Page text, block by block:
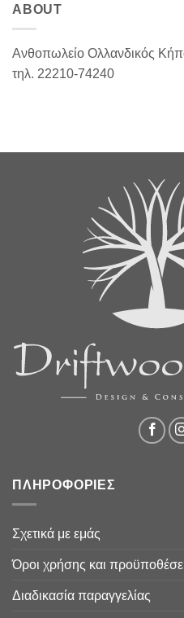
ABOUT
Ανθοπωλείο Ολλανδικός
τηλ. 22210-74240
ΠΛΗΡΟΦΟΡΙΕΣ
Σχετικά με εμάς
Όροι χρήσης και
Διαδικασία παραγγελίας